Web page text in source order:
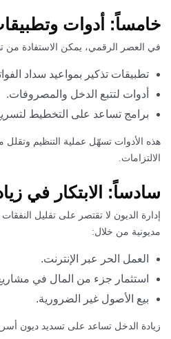
خامساً: أدوات
في العصر الرقمي، يمكن الاستفادة من
تطبيقات تذكير بمواعيد سداد
أدوات لتتبع الدخل والمصروفات.
برامج تساعد على التخطيط
هذه الأدوات تسهّل عملية التنظيم
الالتزامات.
سادساً: الابتكار في
إدارة الديون لا تقتصر على تقليل
مديونية من خلال:
العمل الحر عبر الإنترنت.
استثمار جزء من المال في
بيع الأصول غير الضرورية.
زيادة الدخل تساعد على تسديد ديون